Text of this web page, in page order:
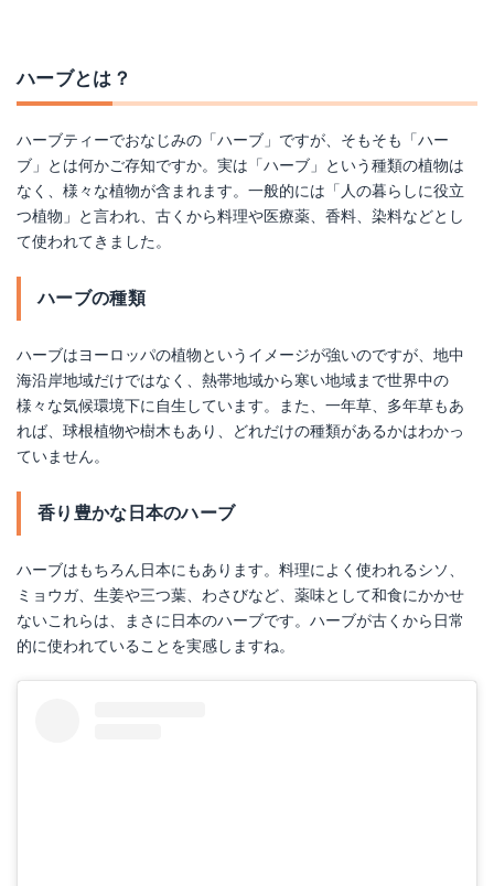
ハーブとは？
ハーブティーでおなじみの「ハーブ」ですが、そもそも「ハー
ブ」とは何かご存知ですか。実は「ハーブ」という種類の植物は
なく、様々な植物が含まれます。一般的には「人の暮らしに役立
つ植物」と言われ、古くから料理や医療薬、香料、染料などとし
て使われてきました。
ハーブの種類
ハーブはヨーロッパの植物というイメージが強いのですが、地中
海沿岸地域だけではなく、熱帯地域から寒い地域まで世界中の
様々な気候環境下に自生しています。また、一年草、多年草もあ
れば、球根植物や樹木もあり、どれだけの種類があるかはわかっ
ていません。
香り豊かな日本のハーブ
ハーブはもちろん日本にもあります。料理によく使われるシソ、
ミョウガ、生姜や三つ葉、わさびなど、薬味として和食にかかせ
ないこれらは、まさに日本のハーブです。ハーブが古くから日常
的に使われていることを実感しますね。